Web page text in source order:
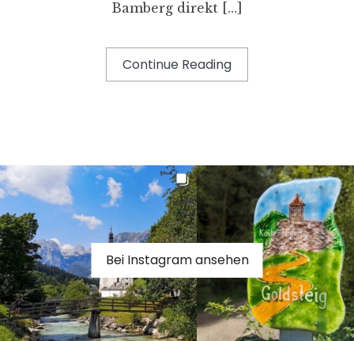
Bamberg direkt […]
Continue Reading
Bei Instagram ansehen